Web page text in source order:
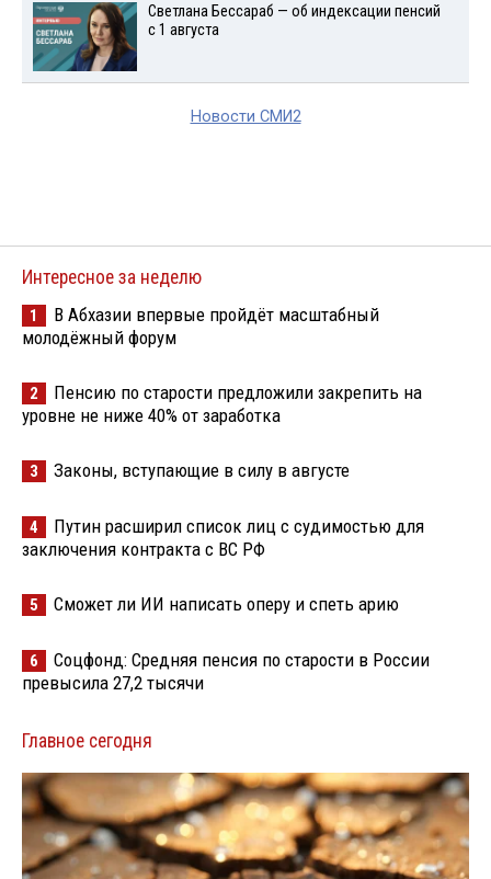
Светлана Бессараб — об индексации пенсий
с 1 августа
Новости СМИ2
Интересное за неделю
1
В Абхазии впервые пройдёт масштабный
молодёжный форум
2
Пенсию по старости предложили закрепить на
уровне не ниже 40% от заработка
3 Законы, вступающие в силу в августе
4
Путин расширил список лиц с судимостью для
заключения контракта с ВС РФ
5 Сможет ли ИИ написать оперу и спеть арию
6
Соцфонд: Средняя пенсия по старости в России
превысила 27,2 тысячи
Главное сегодня